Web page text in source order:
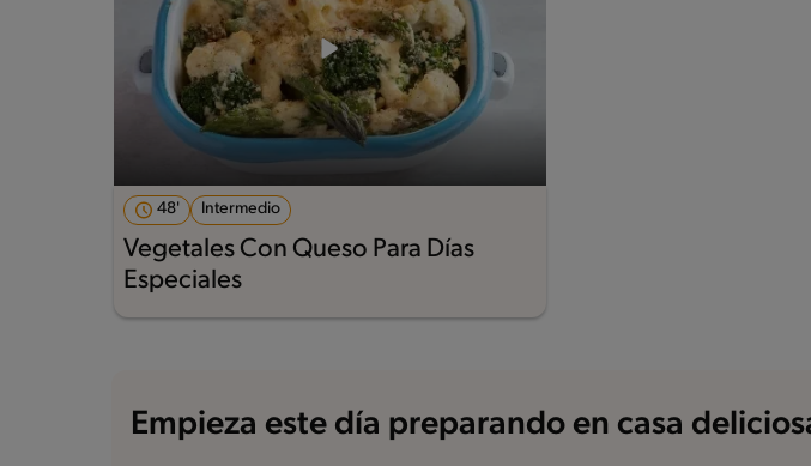
48' Intermedio
Vegetales Con Queso Para Días
Especiales
Empieza este día preparando en casa